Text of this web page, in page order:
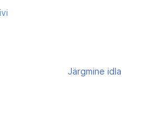
Järgmine idla